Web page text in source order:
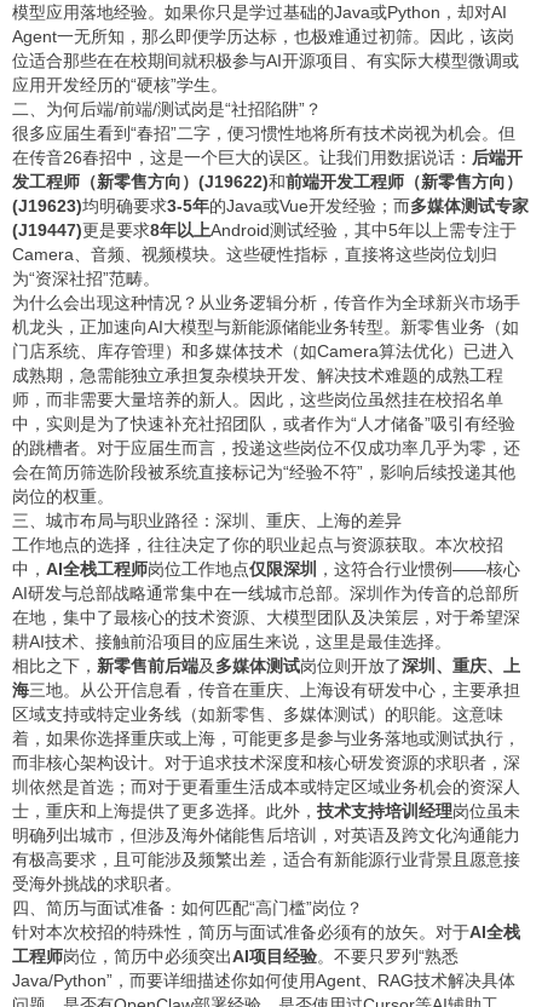
模型应用落地经验。如果你只是学过基础的Java或Python，却对AI
Agent一无所知，那么即便学历达标，也极难通过初筛。因此，该岗
位适合那些在在校期间就积极参与AI开源项目、有实际大模型微调或
应用开发经历的“硬核”学生。
二、为何后端/前端/测试岗是“社招陷阱”？
很多应届生看到“春招”二字，便习惯性地将所有技术岗视为机会。但
在传音26春招中，这是一个巨大的误区。让我们用数据说话： 后端开
发工程师（新零售方向）(J19622)和前端开发工程师（新零售方向）
(J19623)均明确要求3-5年的Java或Vue开发经验；而多媒体测试专家
(J19447)更是要求8年以上Android测试经验，其中5年以上需专注于
Camera、音频、视频模块。这些硬性指标，直接将这些岗位划归
为“资深社招”范畴。
为什么会出现这种情况？从业务逻辑分析，传音作为全球新兴市场手
机龙头，正加速向AI大模型与新能源储能业务转型。新零售业务（如
门店系统、库存管理）和多媒体技术（如Camera算法优化）已进入
成熟期，急需能独立承担复杂模块开发、解决技术难题的成熟工程
师，而非需要大量培养的新人。因此，这些岗位虽然挂在校招名单
中，实则是为了快速补充社招团队，或者作为“人才储备”吸引有经验
的跳槽者。对于应届生而言，投递这些岗位不仅成功率几乎为零，还
会在简历筛选阶段被系统直接标记为“经验不符”，影响后续投递其他
岗位的权重。
三、城市布局与职业路径：深圳、重庆、上海的差异
工作地点的选择，往往决定了你的职业起点与资源获取。本次校招
中， AI全栈工程师岗位工作地点仅限深圳
，这符合行业惯例——核心
AI研发与总部战略通常集中在一线城市总部。深圳作为传音的总部所
在地，集中了最核心的技术资源、大模型团队及决策层，对于希望深
耕AI技术、接触前沿项目的应届生来说，这里是最佳选择。
相比之下， 新零售前后端及多媒体测试岗位则开放了深圳、重庆、上
海三地。从公开信息看，传音在重庆、上海设有研发中心，主要承担
区域支持或特定业务线（如新零售、多媒体测试）的职能。这意味
着，如果你选择重庆或上海，可能更多是参与业务落地或测试执行，
而非核心架构设计。对于追求技术深度和核心研发资源的求职者，深
圳依然是首选；而对于更看重生活成本或特定区域业务机会的资深人
士，重庆和上海提供了更多选择。此外， 技术支持培训经理岗位虽未
明确列出城市，但涉及海外储能售后培训，对英语及跨文化沟通能力
有极高要求，且可能涉及频繁出差，适合有新能源行业背景且愿意接
受海外挑战的求职者。
四、简历与面试准备：如何匹配“高门槛”岗位？
针对本次校招的特殊性，简历与面试准备必须有的放矢。对于AI全栈
工程师岗位，简历中必须突出AI项目经验。不要只罗列“熟悉
Java/Python”，而要详细描述你如何使用Agent、RAG技术解决具体